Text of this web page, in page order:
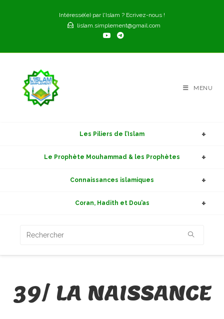
Intéressé(e) par l'Islam ? Ecrivez-nous !
lislam.simplement@gmail.com
MENU
Les Piliers de l’Islam
Le Prophète Mouhammad & les Prophètes
Connaissances islamiques
Coran, Hadith et Dou’as
39/ LA NAISSANCE